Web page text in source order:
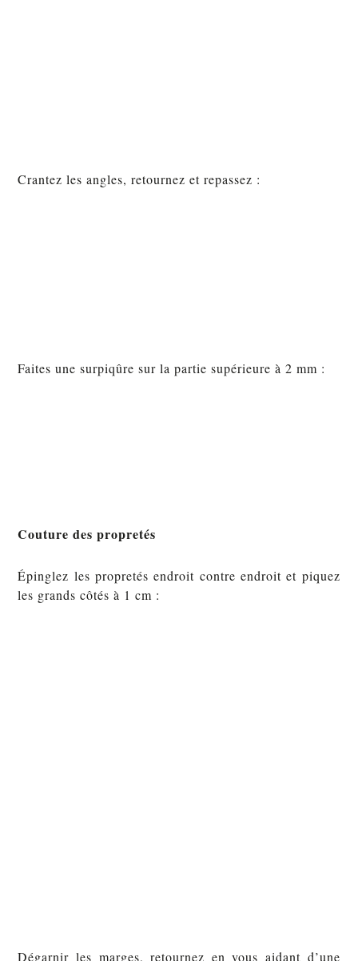
Crantez les angles, retournez et repassez :
Faites une surpiqûre sur la partie supérieure à 2 mm :
Couture des propretés
Épinglez les propretés endroit contre endroit et piquez
les grands côtés à 1 cm :
Dégarnir les marges, retournez en vous aidant d’une